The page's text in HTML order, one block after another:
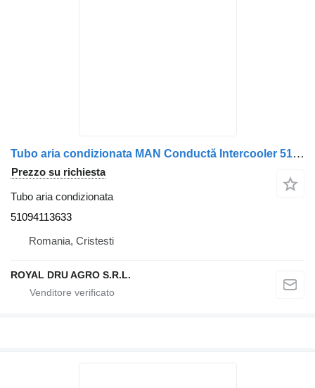
Tubo aria condizionata MAN Conductă Intercooler 51094113633 per camion MAN 5109411-3633 ()
Prezzo su richiesta
Tubo aria condizionata
51094113633
Romania, Cristesti
ROYAL DRU AGRO S.R.L.